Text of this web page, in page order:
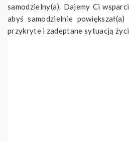
samodzielny(a). Dajemy Ci
abyś samodzielnie
przykryte i zadeptane sytuacją